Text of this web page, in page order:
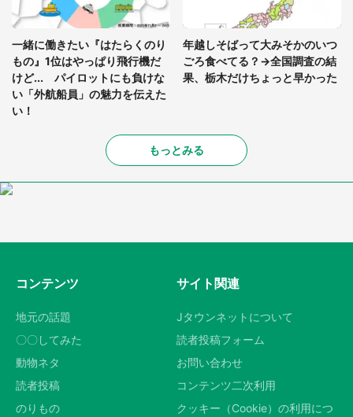
一緒に働きたい『はたらくのり
もの』1位はやっぱり飛行機だ
けど... パイロットにも負けな
い「外航船員」の魅力を伝えた
い！
年越しそばって大みそかのいつ
ごろ食べてる？→全国調査の結
果、栃木だけちょっと早かった
もっとみる
コンテンツ
地元の話題
〇〇してみた
動物ネタ
読者投稿
のりもの
サイト関連
Jタウンネットについて
読者投稿フォーム
お問い合わせ
コンテンツ二次利用
クッキー（Cookie）の利用につ